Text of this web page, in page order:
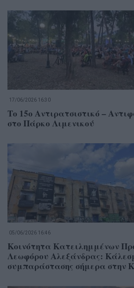
17/06/2026 16:30
Το 15ο Αντιρατσιστικό –
στο Πάρκο Λιμενικού
05/06/2026 16:46
Κοινότητα Κατειλημμένων
Λεωφόρου Αλεξάνδρας:
συμπαράστασης σήμερα στην